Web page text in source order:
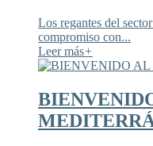
Los regantes del
compromiso con...
Leer más+